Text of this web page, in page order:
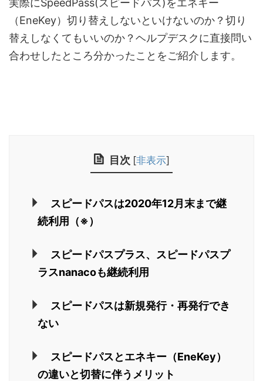
実際にSpeedPass(スピードパス)をエネキー
（EneKey）切り替えしないといけないのか？切り
替えしなくてもいいのか？ヘルプデスクに直接問い
合わせしたところ分かったことをご紹介します。
目次 [非表示]
スピードパスは2020年12月末まで継
続利用（※）
スピードパスプラス、スピードパスプ
ラスnanacoも継続利用
スピードパスは新規発行・再発行でき
ない
スピードパスとエネキー（EneKey）
の違いと切替に伴うメリット